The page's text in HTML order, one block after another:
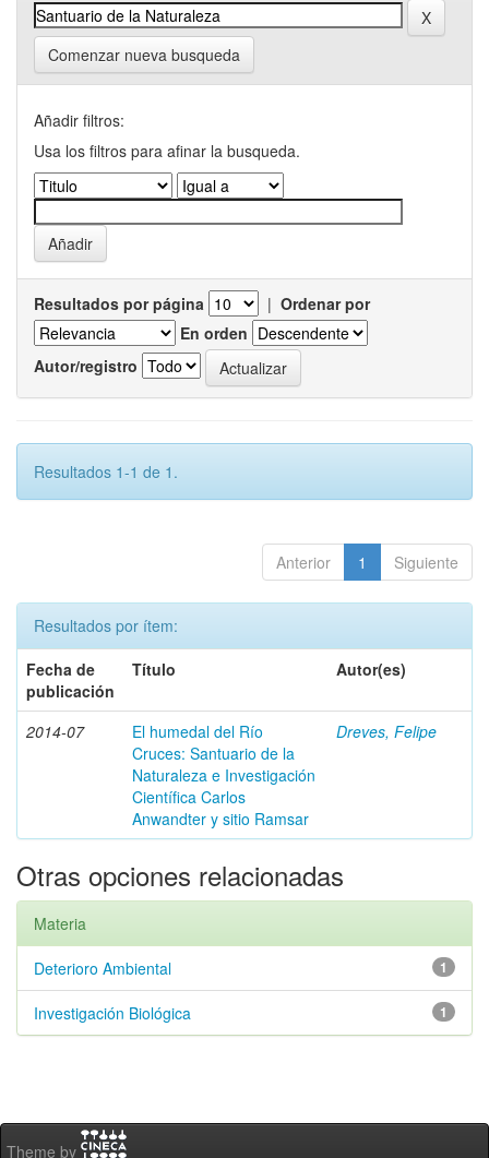
Comenzar nueva busqueda
Añadir filtros:
Usa los filtros para afinar la busqueda.
Resultados por página | Ordenar por
En orden
Autor/registro
Resultados 1-1 de 1.
Anterior 1 Siguiente
Resultados por ítem:
Fecha de
publicación
Título Autor(es)
2014-07
El humedal del Río
Cruces: Santuario de la
Naturaleza e Investigación
Científica Carlos
Anwandter y sitio Ramsar
Dreves, Felipe
Otras opciones relacionadas
Materia
1
Deterioro Ambiental
1
Investigación Biológica
Theme by